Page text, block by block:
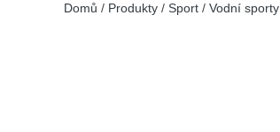
Domů / Produkty / Sport / Vodní sporty